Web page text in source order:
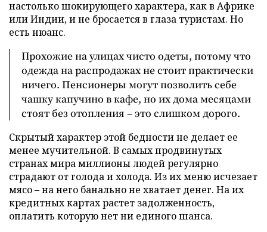
настолько шокирующего характера, как в Африке
или Индии, и не бросается в глаза туристам. Но
есть нюанс.
Прохожие на улицах чисто одеты, потому что
одежда на распродажах не стоит практически
ничего. Пенсионеры могут позволить себе
чашку капучино в кафе, но их дома месяцами
стоят без отопления – это слишком дорого.
Скрытый характер этой бедности не делает ее
менее мучительной. В самых продвинутых
странах мира миллионы людей регулярно
страдают от голода и холода. Из их меню исчезает
мясо – на него банально не хватает денег. На их
кредитных картах растет задолженность,
оплатить которую нет ни единого шанса.